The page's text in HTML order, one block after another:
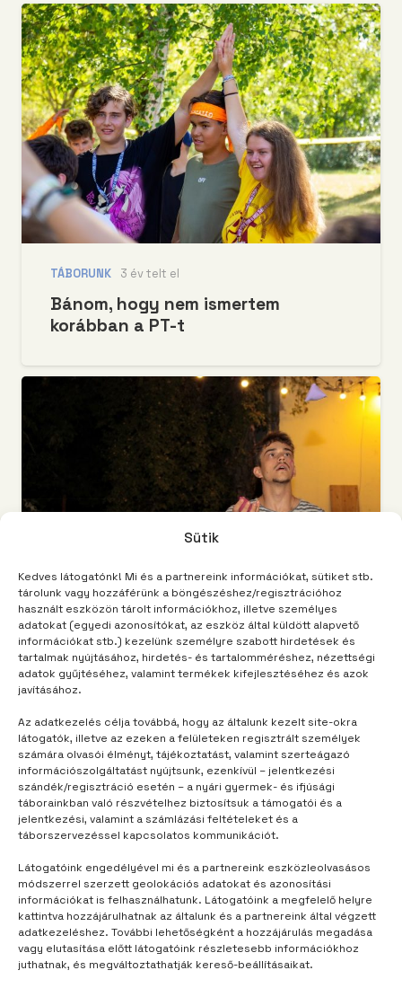
Sütik
Kedves látogatónk! Mi és a partnereink információkat, sütiket stb.
tárolunk vagy hozzáférünk a böngészéshez/regisztrációhoz
használt eszközön tárolt információkhoz, illetve személyes
adatokat (egyedi azonosítókat, az eszköz által küldött alapvető
információkat stb.) kezelünk személyre szabott hirdetések és
tartalmak nyújtásához, hirdetés- és tartalomméréshez, nézettségi
adatok gyűjtéséhez, valamint termékek kifejlesztéséhez és azok
javításához.
Az adatkezelés célja továbbá, hogy az általunk kezelt site-okra
látogatók, illetve az ezeken a felületeken regisztrált személyek
számára olvasói élményt, tájékoztatást, valamint szerteágazó
információszolgáltatást nyújtsunk, ezenkívül – jelentkezési
szándék/regisztráció esetén – a nyári gyermek- és ifjúsági
táborainkban való részvételhez biztosítsuk a támogatói és a
jelentkezési, valamint a számlázási feltételeket és a
táborszervezéssel kapcsolatos kommunikációt.
Látogatóink engedélyével mi és a partnereink eszközleolvasásos
módszerrel szerzett geolokációs adatokat és azonosítási
információkat is felhasználhatunk. Látogatóink a megfelelő helyre
kattintva hozzájárulhatnak az általunk és a partnereink által végzett
adatkezeléshez. További lehetőségként a hozzájárulás megadása
vagy elutasítása előtt látogatóink részletesebb információkhoz
juthatnak, és megváltoztathatják kereső-beállításaikat.
TÁBORUNK 3 év telt el
Bánom, hogy nem ismertem
korábban a PT-t
TÁBORUNK 3 év telt el
Minden gyakorlás kérdése